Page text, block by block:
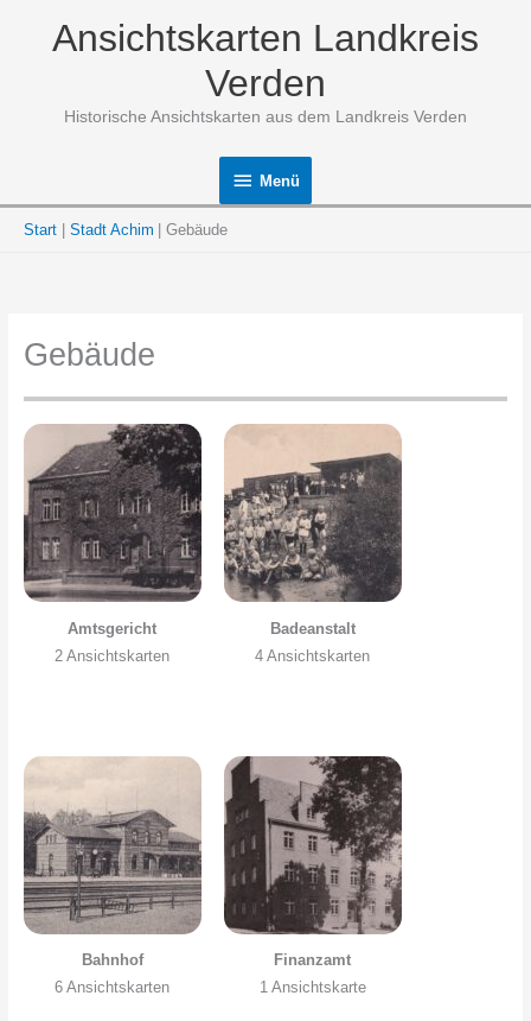
Ansichtskarten Landkreis
Verden
Historische Ansichtskarten aus dem Landkreis Verden
Menü
Menü
Start Stadt Achim Gebäude
Gebäude
Amtsgericht
2 Ansichtskarten
Badeanstalt
4 Ansichtskarten
Bahnhof
6 Ansichtskarten
Finanzamt
1 Ansichtskarte